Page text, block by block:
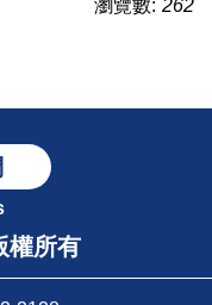
瀏覽數: 262
權所有